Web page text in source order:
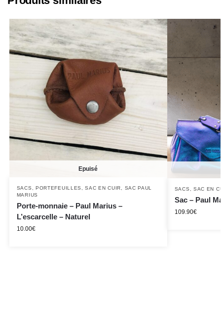
Epuisé
SACS PORTEFEUILLES ,SAC EN CUIR
SAC PAUL
MARIUS
Porte-monnaie – Paul Marius –
L’escarcelle – Naturel
10.00€
SACS SAC EN
Sac – Paul
109.90€